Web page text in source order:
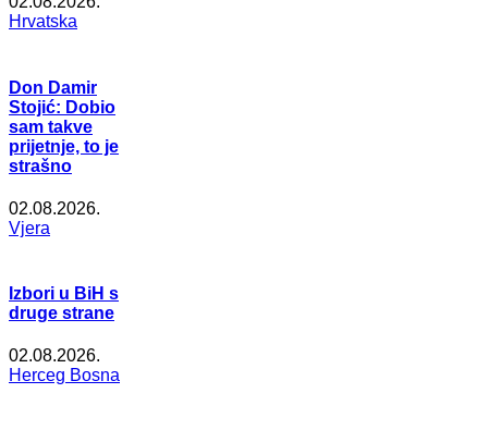
Hrvatska
Don Damir
Stojić: Dobio
sam takve
prijetnje, to je
strašno
02.08.2026.
Vjera
Izbori u BiH s
druge strane
02.08.2026.
Herceg Bosna